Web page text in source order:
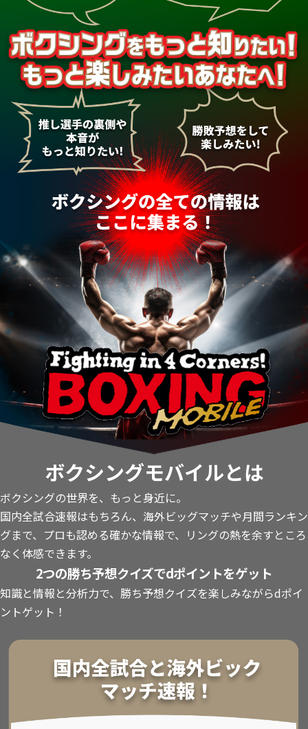
ボクシングモバイルとは
ボクシングの世界を、もっと身近に。
国内全試合速報はもちろん、海外ビッグマッチや月間ランキン
グまで、プロも認める確かな情報で、リングの熱を余すところ
なく体感できます。
2つの勝ち予想クイズでdポイントをゲット
知識と情報と分析力で、勝ち予想クイズを楽しみながらdポイ
ントゲット！